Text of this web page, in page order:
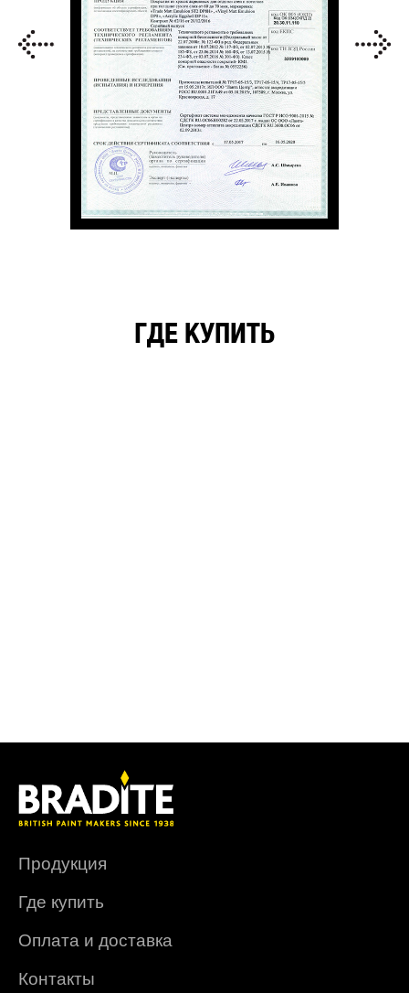
ГДЕ КУПИТЬ
Продукция
Где купить
Оплата и доставка
Контакты